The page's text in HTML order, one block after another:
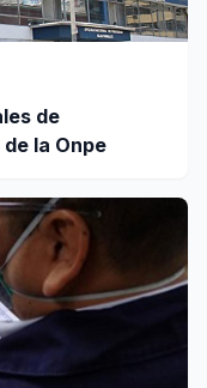
de
la Onpe